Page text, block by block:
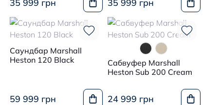
35 999 грн 35 999 грн
Саундбар Marshall
Heston 120 Black
59 999 грн
Сабвуфер Marshall
Heston Sub 200 Cream
24 999 грн